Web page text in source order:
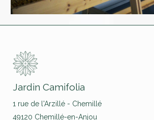
Jardin Camifolia
1 rue de l'Arzillé - Chemillé
49120 Chemillé-en-Anjou